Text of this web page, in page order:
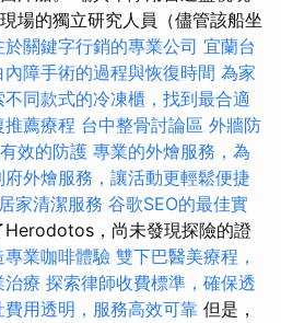
場的獨立研究人員（儘管該船坐
於關鍵字行銷的專業公司 宜蘭台
內障手術的過程與恢復時間 為家
不同款式的冷凍櫃，找到最合適
推薦療程 台中整骨討論區 外牆防
效的防護 專業的外燴服務，為
府外燴服務，讓活動更輕鬆便捷
家清潔服務 谷歌SEO的最佳實
Herodotos，尚未發現探險的證
業咖啡體驗 雙下巴醫美療程，
治療 探索律師收費標準，確保透
費用透明，服務高效可靠 但是，